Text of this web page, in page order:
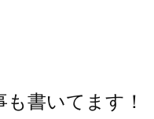
書いてます！